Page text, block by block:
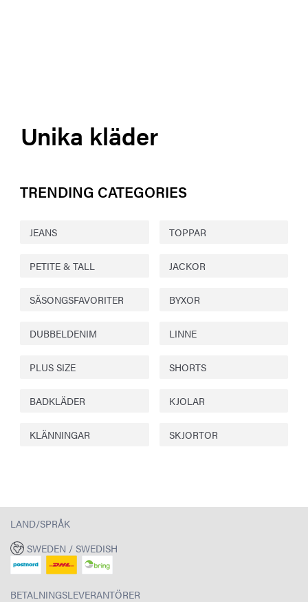
Unika kläder
TRENDING CATEGORIES
JEANS TOPPAR
PETITE & TALL JACKOR
SÄSONGSFAVORITER BYXOR
DUBBELDENIM LINNE
PLUS SIZE SHORTS
BADKLÄDER KJOLAR
KLÄNNINGAR SKJORTOR
LAND/SPRÅK
SWEDEN / SWEDISH
BETALNINGSLEVERANTÖRER